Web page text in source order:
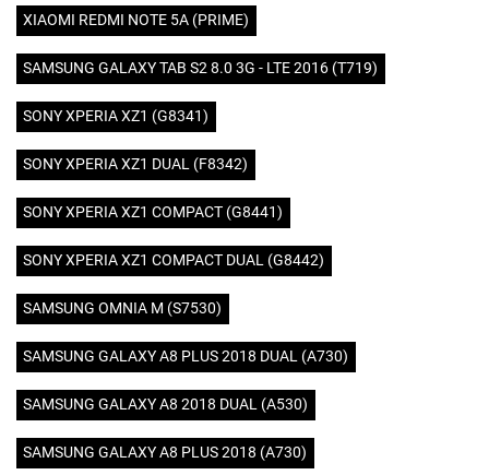
XIAOMI REDMI NOTE 5A (PRIME)
SAMSUNG GALAXY TAB S2 8.0 3G - LTE 2016 (T719)
SONY XPERIA XZ1 (G8341)
SONY XPERIA XZ1 DUAL (F8342)
SONY XPERIA XZ1 COMPACT (G8441)
SONY XPERIA XZ1 COMPACT DUAL (G8442)
SAMSUNG OMNIA M (S7530)
SAMSUNG GALAXY A8 PLUS 2018 DUAL (A730)
SAMSUNG GALAXY A8 2018 DUAL (A530)
SAMSUNG GALAXY A8 PLUS 2018 (A730)